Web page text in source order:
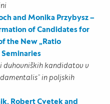
and Monika Przybysz –
of Candidates for
the New „Ratio
duhovniških kandidatov v
in poljskih
Robert Cvetek and